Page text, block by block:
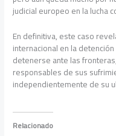
judicial europeo en la lucha
En definitiva, este caso
internacional en la
detenerse ante las
responsables de sus
independientemente de su
Relacionado